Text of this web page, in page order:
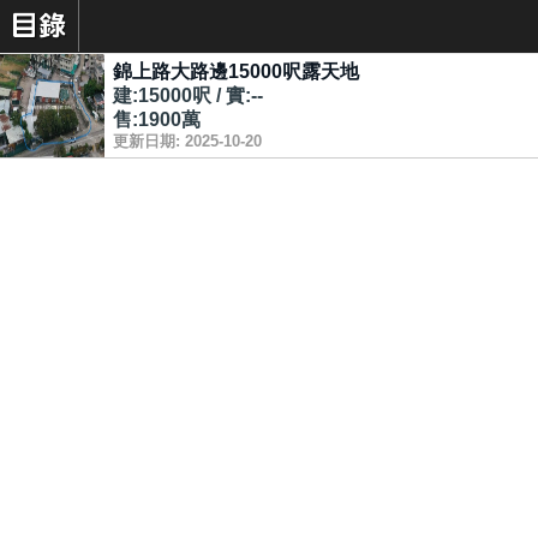
錦上路大路邊15000呎露天地
建:15000呎 / 實:--
售:1900萬
更新日期: 2025-10-20